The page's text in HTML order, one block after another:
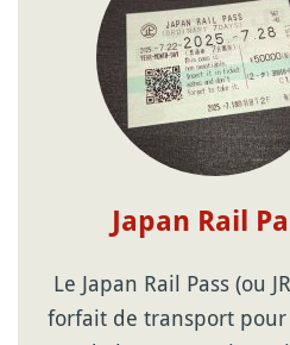
Japan Rail
Le Japan Rail Pass (ou
forfait de transport pour